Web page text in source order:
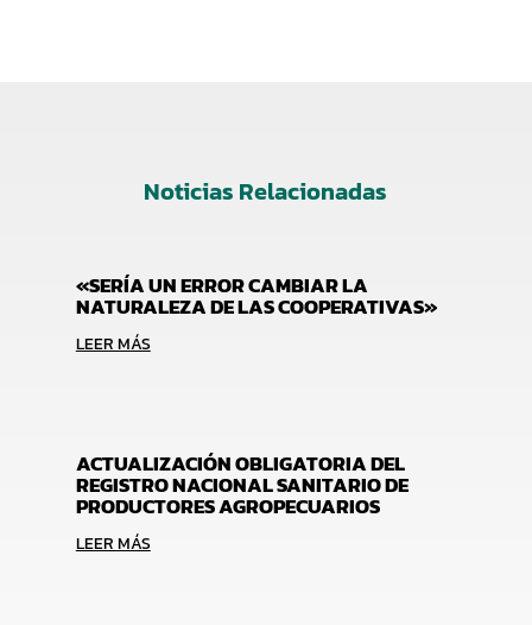
Noticias Relacionadas
«SERÍA UN ERROR CAMBIAR LA
NATURALEZA DE LAS COOPERATIVAS»
LEER MÁS
ACTUALIZACIÓN OBLIGATORIA DEL
REGISTRO NACIONAL SANITARIO DE
PRODUCTORES AGROPECUARIOS
LEER MÁS